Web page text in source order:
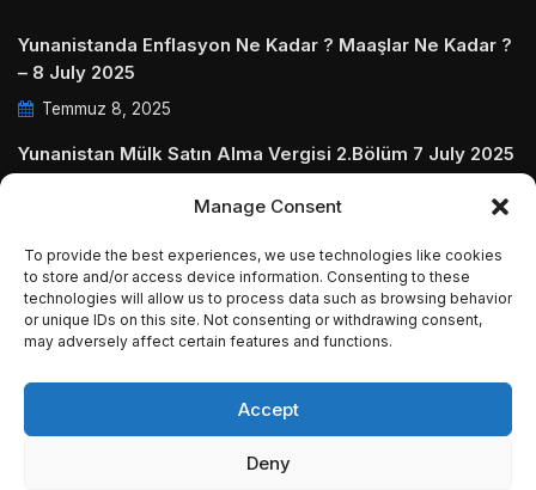
Manage Consent
To provide the best experiences, we use technologies like cookies
to store and/or access device information. Consenting to these
technologies will allow us to process data such as browsing behavior
or unique IDs on this site. Not consenting or withdrawing consent,
may adversely affect certain features and functions.
Accept
Deny
Yunanistanda Enflasyon Ne Kadar ? Maaşlar Ne Kadar ?
– 8 July 2025
Temmuz 8, 2025
Yunanistan Mülk Satın Alma Vergisi 2.Bölüm 7 July 2025
July 2025
Temmuz 5, 2025
© Copyright 2009 - 2025 InvestGreece. All Rights